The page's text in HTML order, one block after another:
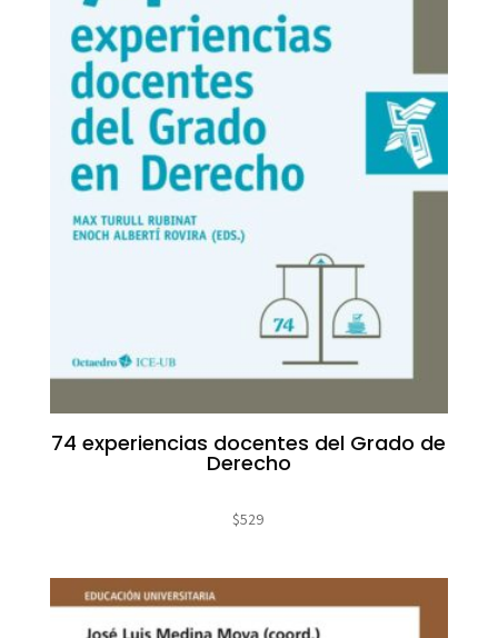
74 experiencias docentes del Grado de
Derecho
$529